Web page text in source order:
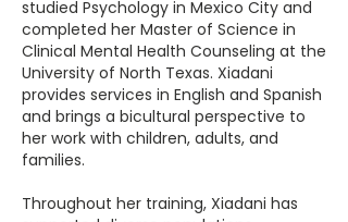
studied Psychology in Mexico City and
completed her Master of Science in
Clinical Mental Health Counseling at the
University of North Texas. Xiadani
provides services in English and Spanish
and brings a bicultural perspective to
her work with children, adults, and
families.
Throughout her training, Xiadani has